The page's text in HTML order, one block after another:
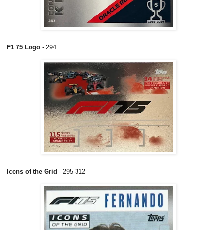
F1 75 Logo - 294
Icons of the Grid - 295-312